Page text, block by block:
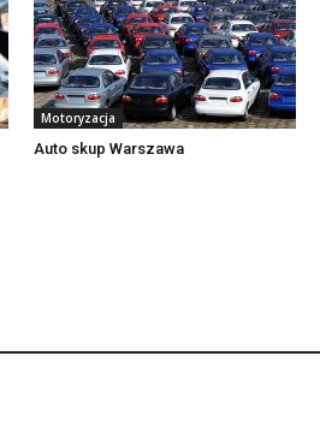
Motoryzacja
Auto skup Warszawa